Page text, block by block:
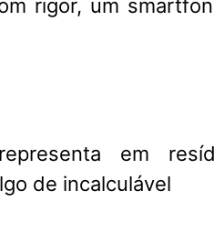
rigor, um
em
de incalculável